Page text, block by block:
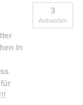
in
3
Antworten